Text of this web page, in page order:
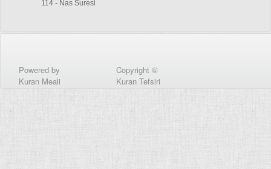
114 - Nas Suresi
Powered by
Kuran Meali
Copyright ©
Kuran Tefsiri